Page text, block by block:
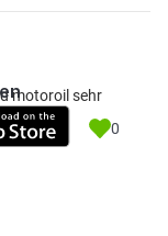
motoroil sehr
0